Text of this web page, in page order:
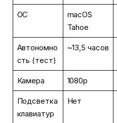
ОС
macOS
Tahoe
Автономно
сть (тест)
~13,5 часов
Камера 1080p
Подсветка
клавиатур
Нет